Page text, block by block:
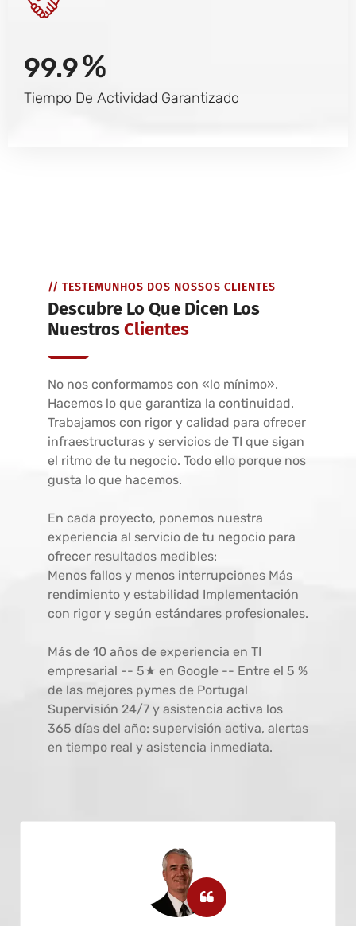
99.9%
Tiempo De Actividad Garantizado
// TESTEMUNHOS DOS NOSSOS CLIENTES
Descubre Lo Que Dicen Los
NuestrosClientes
No nos conformamos con «lo mínimo».
Hacemos lo que garantiza la continuidad.
Trabajamos con rigor y calidad para ofrecer
infraestructuras y servicios de TI que sigan
el ritmo de tu negocio. Todo ello porque nos
gusta lo que hacemos.
En cada proyecto, ponemos nuestra
experiencia al servicio de tu negocio para
ofrecer resultados medibles:
Menos fallos y menos interrupciones Más
rendimiento y estabilidad Implementación
con rigor y según estándares profesionales.
Más de 10 años de experiencia en TI
empresarial -- 5★ en Google -- Entre el 5 %
de las mejores pymes de Portugal
Supervisión 24/7 y asistencia activa los
365 días del año: supervisión activa, alertas
en tiempo real y asistencia inmediata.